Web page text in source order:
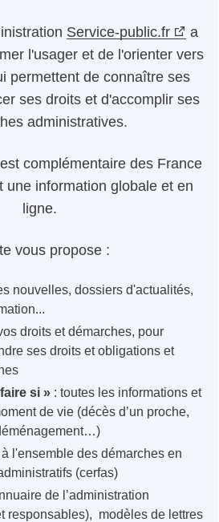
Service-public.fr
a
l'usager et de l'orienter vers
permettent de connaître ses
ses droits et d'accomplir ses
administratives.
est complémentaire des France
une information globale et en
ligne.
vous propose :
nouvelles, dossiers d'actualités,
droits et démarches, pour
ses droits et obligations et
si » : toutes les informations et
de vie (décès d’un proche,
l'ensemble des démarches en
(cerfas)
de l’administration
responsables), modèles de lettres